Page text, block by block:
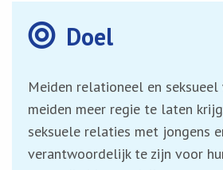
Doel
Meiden relationeel en seksueel
meiden meer regie te laten
seksuele relaties met jongens
verantwoordelijk te zijn voor